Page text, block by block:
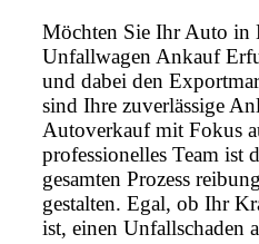
Möchten Sie Ihr Auto in
Unfallwagen Ankauf
und dabei den
sind Ihre zuverlässige
Autoverkauf mit Fokus
professionelles Team ist
gesamten Prozess
gestalten. Egal, ob Ihr
ist, einen Unfallschaden